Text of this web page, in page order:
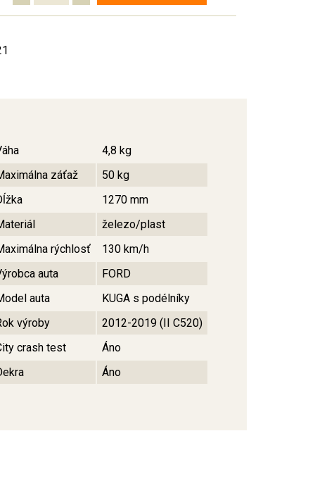
4,8 kg
záťaž
50 kg
1270 mm
železo/plast
rýchlosť
130 km/h
auta
FORD
auta
KUGA s podélníky
výroby
2012-2019 (II C520)
crash test
Áno
Áno